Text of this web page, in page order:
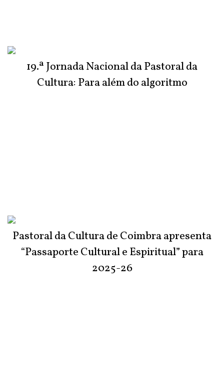
19.ª Jornada Nacional da Pastoral da
Cultura: Para além do algoritmo
Pastoral da Cultura de Coimbra apresenta
“Passaporte Cultural e Espiritual” para
2025-26